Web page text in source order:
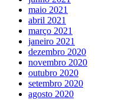
maio 2021
abril 2021
março 2021
janeiro 2021
dezembro 2020
novembro 2020
outubro 2020
setembro 2020
agosto 2020